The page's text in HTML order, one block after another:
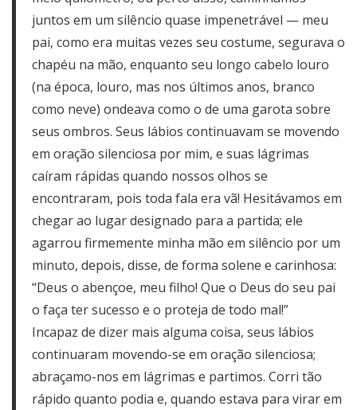
juntos em um silêncio quase impenetrável — meu
pai, como era muitas vezes seu costume, segurava o
chapéu na mão, enquanto seu longo cabelo louro
(na época, louro, mas nos últimos anos, branco
como neve) ondeava como o de uma garota sobre
seus ombros. Seus lábios continuavam se movendo
em oração silenciosa por mim, e suas lágrimas
caíram rápidas quando nossos olhos se
encontraram, pois toda fala era vã! Hesitávamos em
chegar ao lugar designado para a partida; ele
agarrou firmemente minha mão em silêncio por um
minuto, depois, disse, de forma solene e carinhosa:
“Deus o abençoe, meu filho! Que o Deus do seu pai
o faça ter sucesso e o proteja de todo mal!”
Incapaz de dizer mais alguma coisa, seus lábios
continuaram movendo-se em oração silenciosa;
abraçamo-nos em lágrimas e partimos. Corri tão
rápido quanto podia e, quando estava para virar em